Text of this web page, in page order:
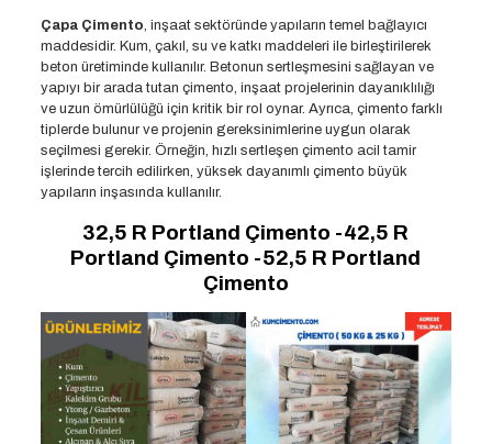
Çapa Çimento, inşaat sektöründe yapıların temel bağlayıcı
maddesidir. Kum, çakıl, su ve katkı maddeleri ile birleştirilerek
beton üretiminde kullanılır. Betonun sertleşmesini sağlayan ve
yapıyı bir arada tutan çimento, inşaat projelerinin dayanıklılığı
ve uzun ömürlülüğü için kritik bir rol oynar. Ayrıca, çimento farklı
tiplerde bulunur ve projenin gereksinimlerine uygun olarak
seçilmesi gerekir. Örneğin, hızlı sertleşen çimento acil tamir
işlerinde tercih edilirken, yüksek dayanımlı çimento büyük
yapıların inşasında kullanılır.
32,5 R Portland Çimento -42,5 R
Portland Çimento -52,5 R Portland
Çimento